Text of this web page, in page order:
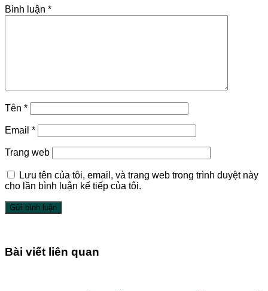
Bình luận *
Tên *
Email *
Trang web
Lưu tên của tôi, email, và trang web trong trình duyệt này
cho lần bình luận kế tiếp của tôi.
Bài viết liên quan